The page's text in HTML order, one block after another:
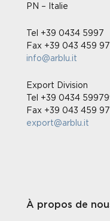
PN – Italie
Tel +39 0434 5997
Fax +39 043 459
info@arblu.it
Export Division
Tel +39 0434
Fax +39 043 459
export@arblu.it
À propos de